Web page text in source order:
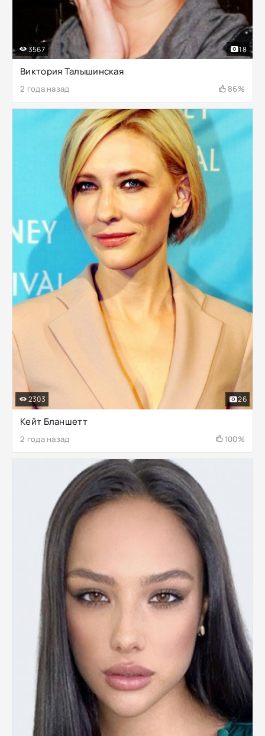
Виктория Талышинская
2 года назад 86%
3567 18
Кейт Бланшетт
2 года назад 100%
2303 26